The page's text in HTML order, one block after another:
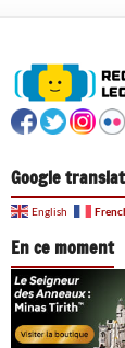
Google
English
En ce moment